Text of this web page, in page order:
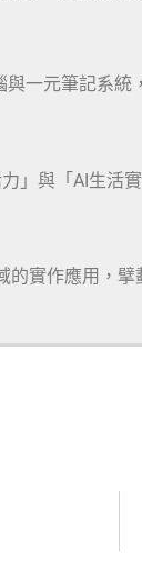
與一元筆記系統
」與「AI生活
的實作應用，擘